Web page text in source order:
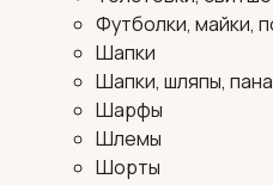
Футболки, майки,
Шапки
Шапки, шляпы,
Шарфы
Шлемы
Шорты